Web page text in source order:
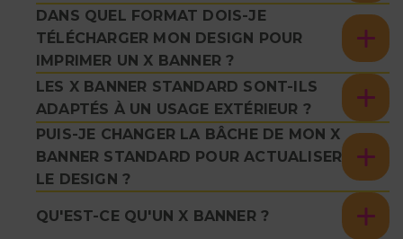
DANS QUEL FORMAT DOIS-JE
TÉLÉCHARGER MON DESIGN POUR
IMPRIMER UN X BANNER ?
LES X BANNER STANDARD SONT-ILS
ADAPTÉS À UN USAGE EXTÉRIEUR ?
PUIS-JE CHANGER LA BÂCHE DE MON X
BANNER STANDARD POUR ACTUALISER
LE DESIGN ?
QU'EST-CE QU'UN X BANNER ?